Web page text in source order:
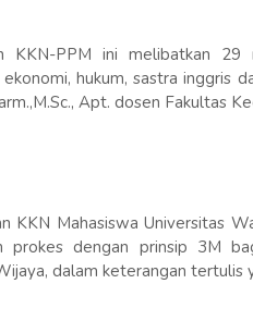
KKN-PPM ini melibatkan
hukum, sastra inggris
Apt. dosen Fakultas
KKN Mahasiswa Universitas
prokes dengan prinsip 3M
dalam keterangan tertulis